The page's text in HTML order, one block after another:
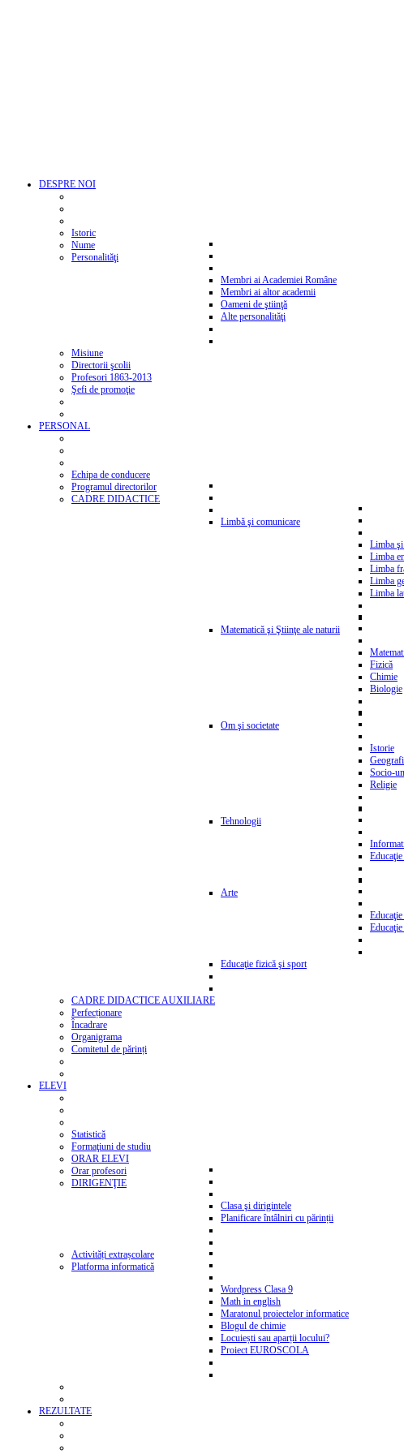
DESPRE NOI
Istoric
Nume
Personalităţi
Membri ai Academiei Române
Membri ai altor academii
Oameni de ştiinţă
Alte personalităţi
Misiune
Directorii şcolii
Profesori 1863-2013
Şefi de promoţie
PERSONAL
Echipa de conducere
Programul directorilor
CADRE DIDACTICE
Limbă şi comunicare
Limba
Limba
Limba
Limba
Limba
Matematică şi Ştiinţe ale naturii
Fizică
Chimie
Biologie
Om şi societate
Istorie
Socio-
Religie
Tehnologii
Arte
Educaţie fizică şi sport
CADRE DIDACTICE AUXILIARE
Perfecționare
Încadrare
Organigrama
Comitetul de părinți
ELEVI
Statistică
Formaţiuni de studiu
ORAR ELEVI
Orar profesori
DIRIGENŢIE
Clasa şi dirigintele
Planificare întâlniri cu părinții
Activități extrașcolare
Platforma informatică
Wordpress Clasa 9
Math in english
Maratonul proiectelor informatice
Blogul de chimie
Locuiești sau aparții locului?
Proiect EUROSCOLA
REZULTATE